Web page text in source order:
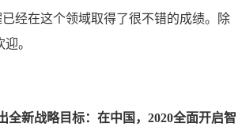
经在这个领域取得了很不错的成绩。除
。
全新战略目标：在中国，2020全面开启智